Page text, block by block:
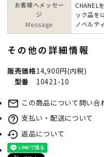
お客様へメッセー
ジ
Message
CHANEL
ック品を
ノベルテ
その他の詳細情報
販売価格14,900円(内税)
型番
10421-10
mail_outline この商品について問い合
help_outline 支払い・配送について
settings_backup_restore 返品について